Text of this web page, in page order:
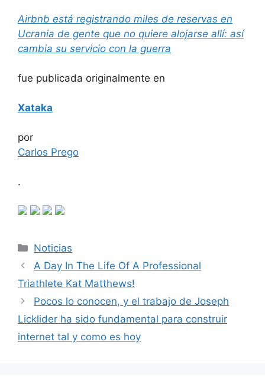
Airbnb está registrando miles de reservas en
Ucrania de gente que no quiere alojarse allí: así
cambia su servicio con la guerra
fue publicada originalmente en
Xataka
por
Carlos Prego
.
Categorías
Noticias
A Day In The Life Of A Professional
Triathlete Kat Matthews!
Pocos lo conocen, y el trabajo de Joseph
Licklider ha sido fundamental para construir
internet tal y como es hoy